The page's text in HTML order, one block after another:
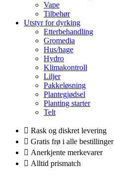
Vape
Tilbehør
Utstyr for dyrking
Etterbehandling
Gromedia
Hus/hage
Hydro
Klimakontroll
Liljer
Pakkeløsning
Plantegjødsel
Planting starter
Telt
Rask og diskret levering
Gratis frø i alle bestillinger
Anerkjente merkevarer
Alltid prismatch